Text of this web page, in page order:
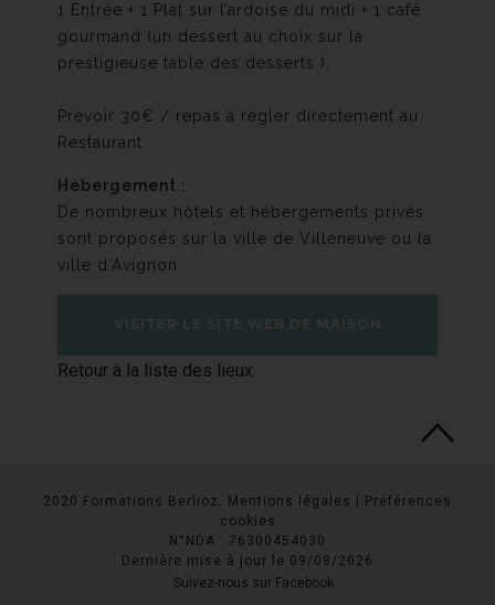
1 Entrée + 1 Plat sur l’ardoise du midi + 1 café
gourmand (un dessert au choix sur la
prestigieuse table des desserts ).
Prévoir 30€ / repas à régler directement au
Restaurant.
Hébergement :
De nombreux hôtels et hébergements privés
sont proposés sur la ville de Villeneuve ou la
ville d'Avignon.
VISITER LE SITE WEB DE MAISON
Retour à la liste des lieux
2020 Formations Berlioz. Mentions légales
Préférences
cookies
N°NDA : 76300454030
Dernière mise à jour le 09/08/2026
Suivez-nous sur Facebook